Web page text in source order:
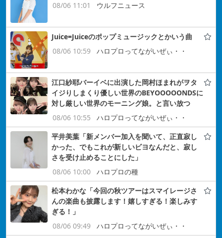
08/06 11:01
ウルフニュース
Juice=Juiceのポップミュージックとかいう曲
08/06 10:59
ハロプロってながいぜぃ・・
江口紗耶バーイベに出演した岡村ほまれがヲタ
イジりしまくり優しい世界のBEYOOOOONDSに
対し厳しい世界のモーニング娘。と言い放つ
08/06 10:55
ハロプロってながいぜぃ・・
平井美葉「新メンバー加入を聞いて、正直寂し
かった、でもこれが新しいビヨなんだと、寂し
さを受け止めることにした」
08/06 10:00
ハロプロの種
松本わかな「今回の秋ツアーはスマイレージさ
んの楽曲も披露します！嬉しすぎる！楽しみす
ぎる！」
08/06 09:49
ハロプロってながいぜぃ・・